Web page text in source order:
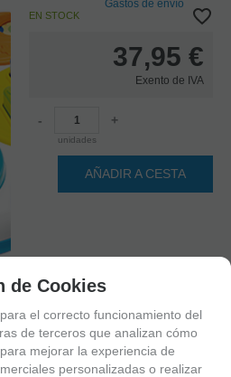
EN STOCK
Gastos de envío
37,95 €
Exento de IVA
-
unidades
+
AÑADIR A CESTA
de Cookies
el correcto funcionamiento del
de terceros que analizan cómo
mejorar la experiencia de
personalizadas o realizar